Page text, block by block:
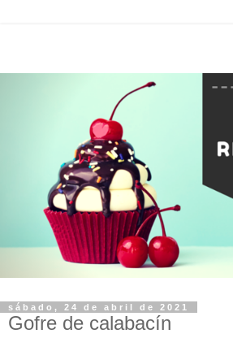
sábado, 24 de abril de 2021
Gofre de calabacín